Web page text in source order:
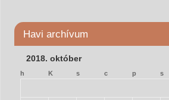
Havi archívum
2018. október
h K s c p s